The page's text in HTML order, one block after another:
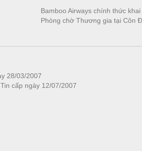
Bamboo Airways chính thức
Phòng chờ Thương gia tại Côn
28/03/2007
cấp ngày 12/07/2007